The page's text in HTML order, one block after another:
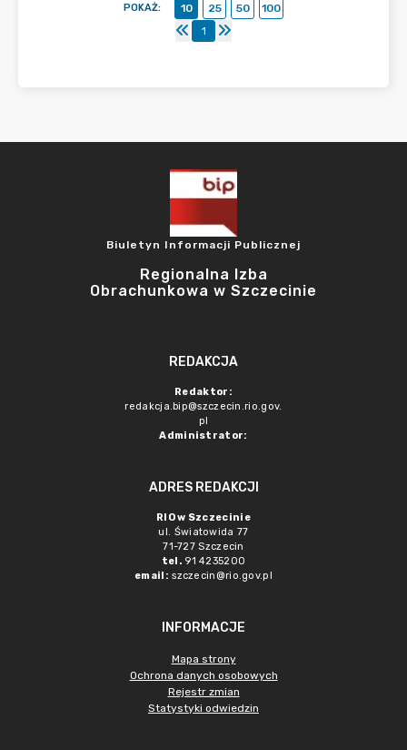
POKAŻ: 10 25 50
100
1
Biuletyn Informacji Publicznej
Regionalna Izba
Obrachunkowa w Szczecinie
REDAKCJA
Redaktor:
redakcja.bip@szczecin.rio.gov.
pl
Administrator:
ADRES REDAKCJI
RIO w Szczecinie
ul. Światowida 77
71-727 Szczecin
tel. 91 4235200
email: szczecin@rio.gov.pl
INFORMACJE
Mapa strony
Ochrona danych osobowych
Rejestr zmian
Statystyki odwiedzin